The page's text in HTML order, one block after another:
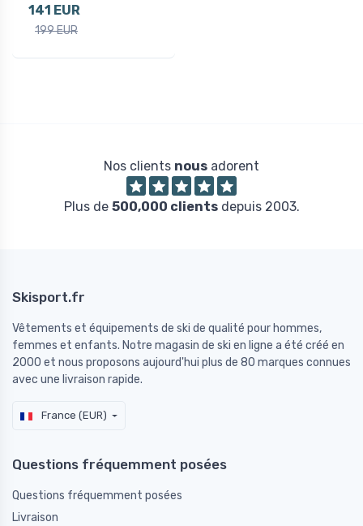
141 EUR
199 EUR
Nos clients nous adorent
Plus de 500,000 clientsdepuis 2003.
Skisport.fr
Vêtements et équipements de ski de qualité pour hommes,
femmes et enfants. Notre magasin de ski en ligne a été créé en
2000 et nous proposons aujourd'hui plus de 80 marques connues
avec une livraison rapide.
France (EUR)
Questions fréquemment posées
Questions fréquemment posées
Livraison